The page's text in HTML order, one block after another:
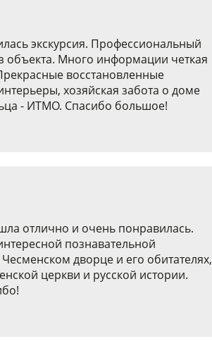
экскурсия. Профессиональный
объекта. Много информации четкая
восстановленные
хозяйская забота о доме
- ИТМО. Спасибо большое!
отлично и очень понравилась.
познавательной
дворце и его обитателях,
церкви и русской истории.